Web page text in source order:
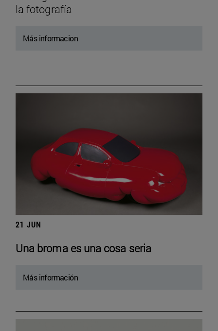
la fotografía
Más informacion
21 JUN
Una broma es una cosa seria
Más información